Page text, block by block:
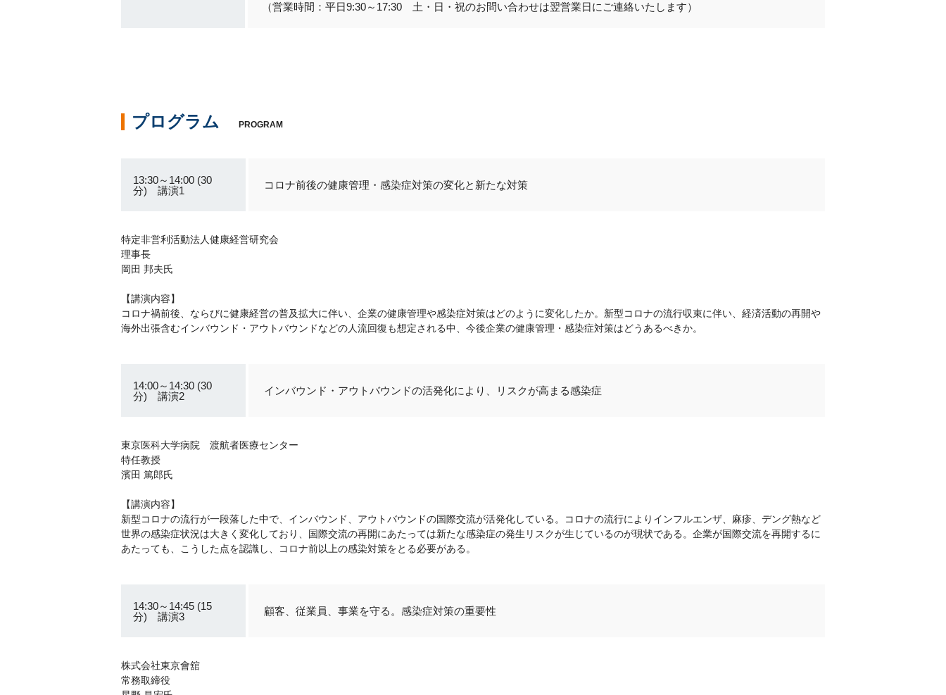
（営業時間：平日9:30～17:30 土・日・祝のお問い合わせは翌営業日にご連絡いたします）
プログラム PROGRAM
13:30～14:00 (30
分) 講演1
コロナ前後の健康管理・感染症対策の変化と新たな対策
特定非営利活動法人健康経営研究会
理事長
岡田 邦夫氏
【講演内容】
コロナ禍前後、ならびに健康経営の普及拡大に伴い、企業の健康管理や感染症対策はどのように変化したか。新型コロナの流行収束に伴い、経済活動の再開や
海外出張含むインバウンド・アウトバウンドなどの人流回復も想定される中、今後企業の健康管理・感染症対策はどうあるべきか。
14:00～14:30 (30
分) 講演2
インバウンド・アウトバウンドの活発化により、リスクが高まる感染症
東京医科大学病院 渡航者医療センター
特任教授
濱田 篤郎氏
【講演内容】
新型コロナの流行が一段落した中で、インバウンド、アウトバウンドの国際交流が活発化している。コロナの流行によりインフルエンザ、麻疹、デング熱など
世界の感染症状況は大きく変化しており、国際交流の再開にあたっては新たな感染症の発生リスクが生じているのが現状である。企業が国際交流を再開するに
あたっても、こうした点を認識し、コロナ前以上の感染対策をとる必要がある。
14:30～14:45 (15
分) 講演3
顧客、従業員、事業を守る。感染症対策の重要性
株式会社東京會舘
常務取締役